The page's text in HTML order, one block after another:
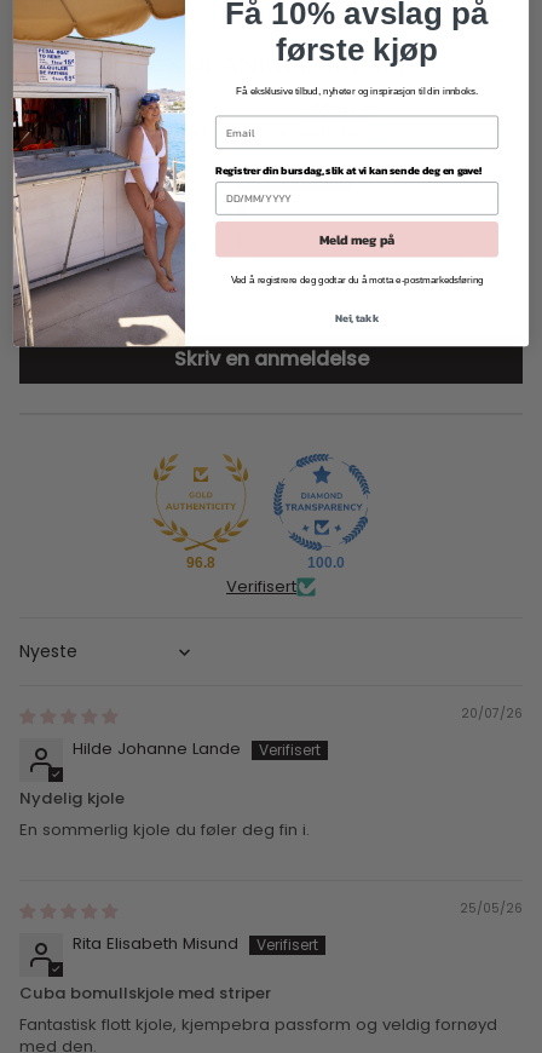
KUNDEANMELDELSER
4.62 av 5
Basert på 32 anmeldelser
27
2
Skriv en anmeldelse
96.8 100.0
Verifisert
Sort by
20/07/26
Hilde Johanne Lande
Nydelig kjole
En sommerlig kjole du føler deg fin i.
25/05/26
Rita Elisabeth Misund
Cuba bomullskjole med striper
Fantastisk flott kjole, kjempebra passform og veldig fornøyd
med den.
Få 10% avslag på
første kjøp
Få eksklusive tilbud, nyheter og inspirasjon til din innboks.
Registrer din bursdag, slik at vi kan sende deg en gave!
Meld meg på
Ved å registrere deg godtar du å motta e-postmarkedsføring
Nei, takk